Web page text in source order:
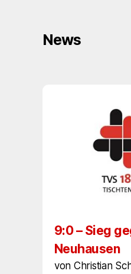
News
9:0 – Sieg
Neuhausen
von Christian